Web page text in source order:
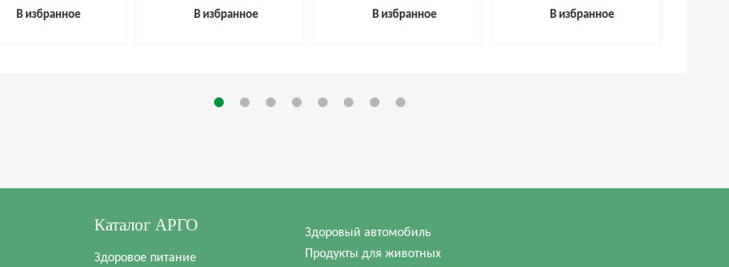
мл
В избранное В избранное В избранное В избранное
Каталог АРГО
Здоровое питание
Здоровый автомобиль
Продукты для животных